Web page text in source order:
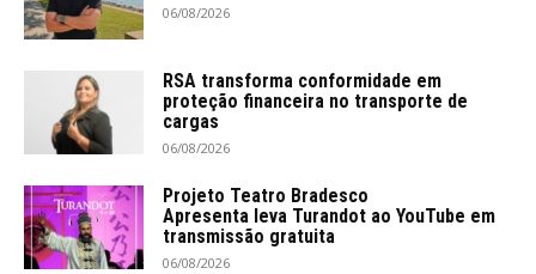
06/08/2026
RSA transforma conformidade em
proteção financeira no transporte de
cargas
06/08/2026
Projeto Teatro Bradesco
Apresenta leva Turandot ao YouTube em
transmissão gratuita
06/08/2026